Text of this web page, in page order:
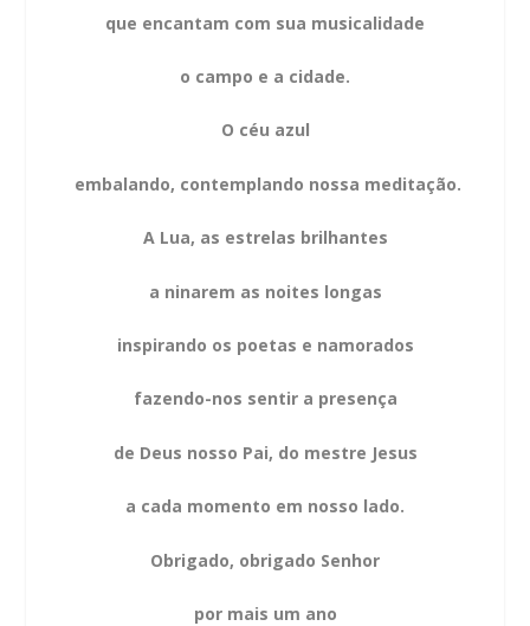
que encantam com sua musicalidade
o campo e a cidade.
O céu azul
embalando, contemplando nossa meditação.
A Lua, as estrelas brilhantes
a ninarem as noites longas
inspirando os poetas e namorados
fazendo-nos sentir a presença
de Deus nosso Pai, do mestre Jesus
a cada momento em nosso lado.
Obrigado, obrigado Senhor
por mais um ano